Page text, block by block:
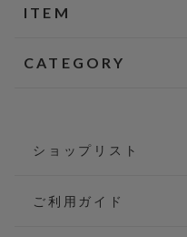
ITEM
CATEGORY
ショップリスト
ご利用ガイド